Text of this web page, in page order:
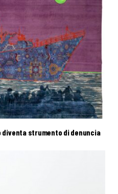
diventa strumento di denuncia